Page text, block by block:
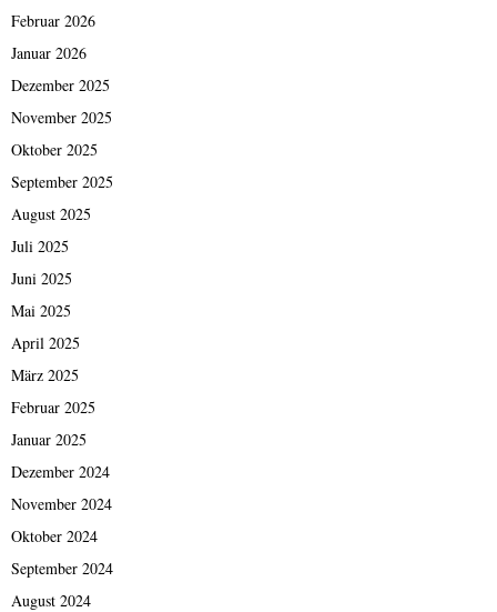
Februar 2026
Januar 2026
Dezember 2025
November 2025
Oktober 2025
September 2025
August 2025
Juli 2025
Juni 2025
Mai 2025
April 2025
März 2025
Februar 2025
Januar 2025
Dezember 2024
November 2024
Oktober 2024
September 2024
August 2024